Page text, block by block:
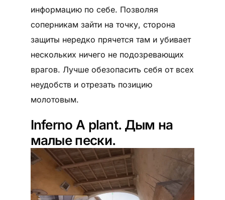
информацию по себе. Позволяя
соперникам зайти на точку, сторона
защиты нередко прячется там и убивает
нескольких ничего не подозревающих
врагов. Лучше обезопасить себя от всех
неудобств и отрезать позицию
молотовым.
Inferno А plant. Дым на
малые пески.